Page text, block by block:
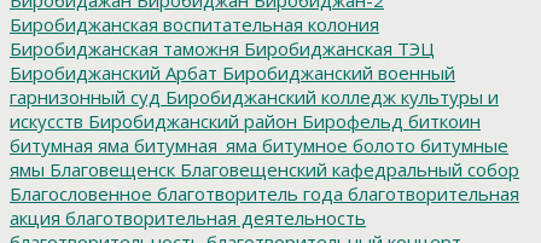
Биробиджанская воспитательная колония
Биробиджанская таможня Биробиджанская ТЭЦ
Биробиджанский Арбат Биробиджанский военный
гарнизонный суд Биробиджанский колледж культуры и
искусств Биробиджанский район Бирофельд биткоин
битумная яма битумная_яма битумное болото битумные
ямы Благовещенск Благовещенский кафедральный собор
Благословенное благотворитель года благотворительная
акция благотворительная деятельность